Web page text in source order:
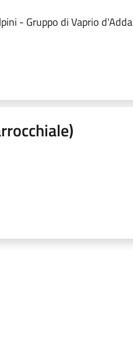
- Gruppo di Vaprio d'Adda